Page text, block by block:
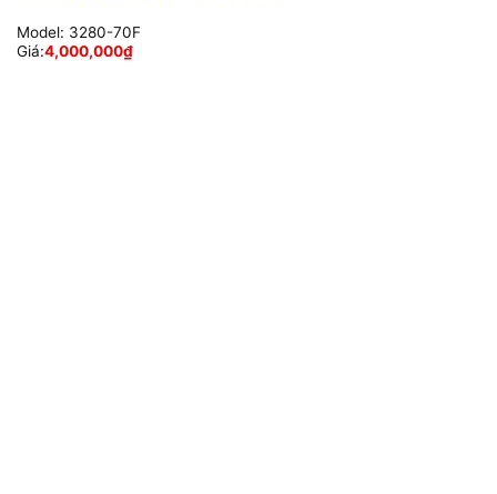
Model: 3280-70F
Giá:4,000,000₫